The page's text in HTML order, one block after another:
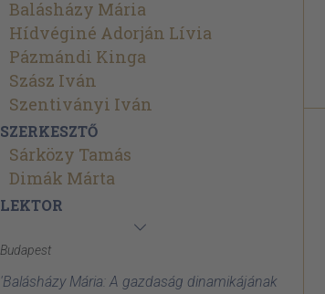
Balásházy Mária
Hídvéginé Adorján Lívia
Pázmándi Kinga
Szász Iván
Szentiványi Iván
SZERKESZTŐ
Sárközy Tamás
Dimák Márta
LEKTOR
Budapest
'Balásházy Mária: A gazdaság dinamikájának